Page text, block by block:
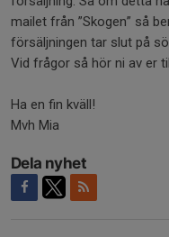
mailet från ”Skogen” så
försäljningen tar slut på
Vid frågor så hör ni av er
Ha en fin kväll!
Mvh Mia
Dela nyhet